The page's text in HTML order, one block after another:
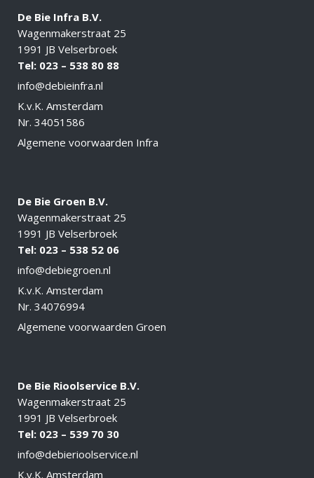
De Bie Infra B.V.
Wagenmakerstraat 25
1991 JB Velserbroek
Tel: 023 – 538 80 88
info@debieinfra.nl
K.v.K. Amsterdam
Nr. 34051586
Algemene voorwaarden Infra
De Bie Groen B.V.
Wagenmakerstraat 25
1991 JB Velserbroek
Tel: 023 – 538 52 06
info@debiegroen.nl
K.v.K. Amsterdam
Nr. 34076994
Algemene voorwaarden Groen
De Bie Rioolservice B.V.
Wagenmakerstraat 25
1991 JB Velserbroek
Tel: 023 – 539 70 30
info@debierioolservice.nl
K.v.K. Amsterdam